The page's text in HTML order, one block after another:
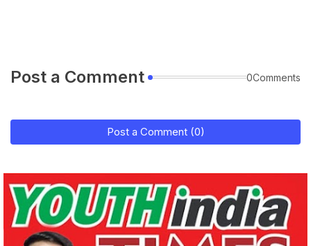
Post a Comment 0Comments
Post a Comment (0)